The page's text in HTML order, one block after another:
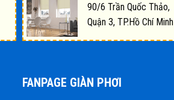
90/6 Trần Quốc Thảo,
Quận 3, TP.Hồ Chí Minh
FANPAGE GIÀN PHƠI